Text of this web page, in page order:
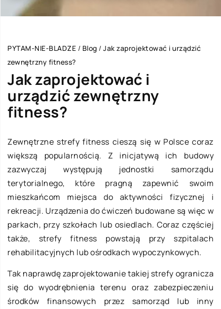
PYTAM-NIE-BLADZE / Blog / Jak zaprojektować i urządzić
zewnętrzny fitness?
Jak zaprojektować i
urządzić zewnętrzny
fitness?
Zewnętrzne strefy fitness cieszą się w Polsce coraz
większą popularnością. Z inicjatywą ich budowy
zazwyczaj występują jednostki samorządu
terytorialnego, które pragną zapewnić swoim
mieszkańcom miejsca do aktywności fizycznej i
rekreacji. Urządzenia do ćwiczeń budowane są więc w
parkach, przy szkołach lub osiedlach. Coraz częściej
także, strefy fitness powstają przy szpitalach
rehabilitacyjnych lub ośrodkach wypoczynkowych.
Tak naprawdę zaprojektowanie takiej strefy ogranicza
się do wyodrębnienia terenu oraz zabezpieczeniu
środków finansowych przez samorząd lub inny